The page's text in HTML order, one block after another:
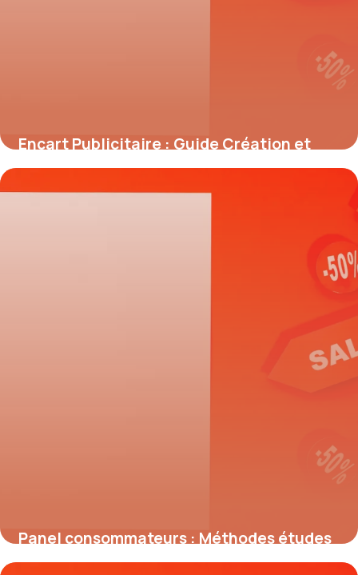
Encart Publicitaire : Guide Création et
Prix 2026
27 mai 2026
Panel consommateurs : Méthodes études
marché